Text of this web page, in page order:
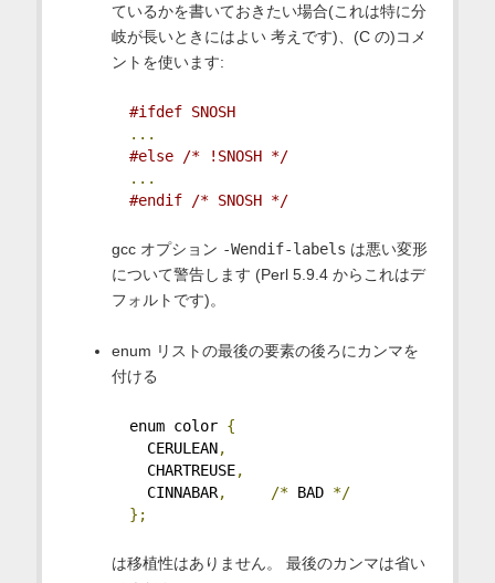
ているかを書いておきたい場合(これは特に分
岐が長いときにはよい 考えです)、(C の)コメ
ントを使います:
#ifdef SNOSH
...
#else /* !SNOSH */
...
#endif /* SNOSH */
gcc オプション -Wendif-labels は悪い変形
について警告します (Perl 5.9.4 からこれはデ
フォルトです)。
enum リストの最後の要素の後ろにカンマを
付ける
enum color {
CERULEAN,
CHARTREUSE,
CINNABAR, /* BAD */
};
は移植性はありません。 最後のカンマは省い